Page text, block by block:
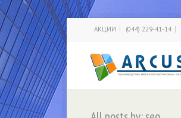
АКЦИИ (044) 229-41-14